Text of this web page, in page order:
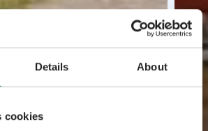
Details About
cookies